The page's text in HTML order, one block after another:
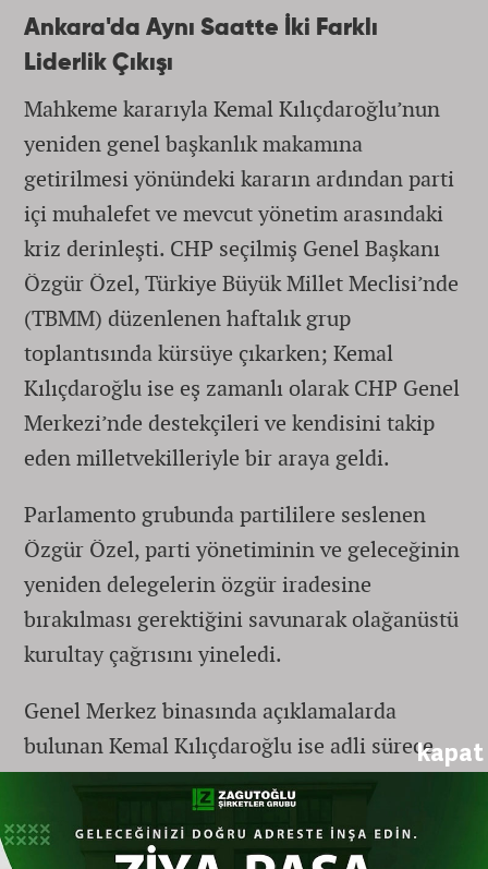
kapat
Ankara'da Aynı Saatte İki Farklı
Liderlik Çıkışı
Mahkeme kararıyla Kemal Kılıçdaroğlu’nun
yeniden genel başkanlık makamına
getirilmesi yönündeki kararın ardından parti
içi muhalefet ve mevcut yönetim arasındaki
kriz derinleşti. CHP seçilmiş Genel Başkanı
Özgür Özel, Türkiye Büyük Millet Meclisi’nde
(TBMM) düzenlenen haftalık grup
toplantısında kürsüye çıkarken; Kemal
Kılıçdaroğlu ise eş zamanlı olarak CHP Genel
Merkezi’nde destekçileri ve kendisini takip
eden milletvekilleriyle bir araya geldi.
Parlamento grubunda partililere seslenen
Özgür Özel, parti yönetiminin ve geleceğinin
yeniden delegelerin özgür iradesine
bırakılması gerektiğini savunarak olağanüstü
kurultay çağrısını yineledi.
Genel Merkez binasında açıklamalarda
bulunan Kemal Kılıçdaroğlu ise adli sürece
atıfta bulunarak, mutlak butlan davasının
parti içindeki yansımalarına değindi ve
süreçte sorumluluğu bulunan aktörlere